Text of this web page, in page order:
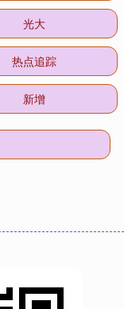
光大
热点追踪
新增